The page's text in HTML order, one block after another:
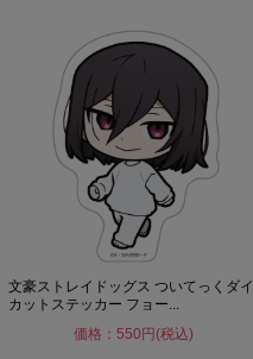
文豪ストレイドッグス ついてっくダイ
カットステッカー フョー...
価格：550円(税込)